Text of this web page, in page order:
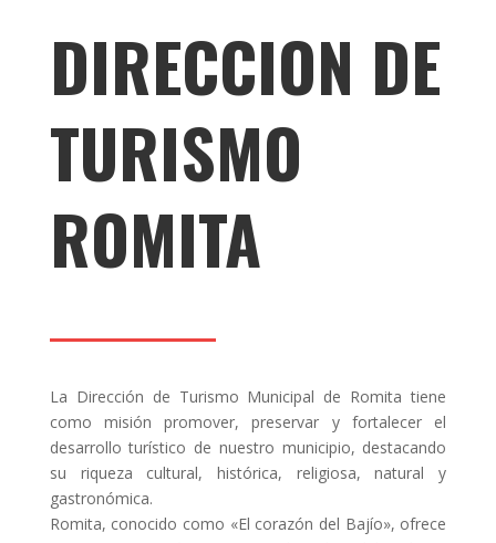
DIRECCION DE
TURISMO
ROMITA
La Dirección de Turismo Municipal de Romita tiene
como misión promover, preservar y fortalecer el
desarrollo turístico de nuestro municipio, destacando
su riqueza cultural, histórica, religiosa, natural y
gastronómica.
Romita, conocido como «El corazón del Bajío», ofrece